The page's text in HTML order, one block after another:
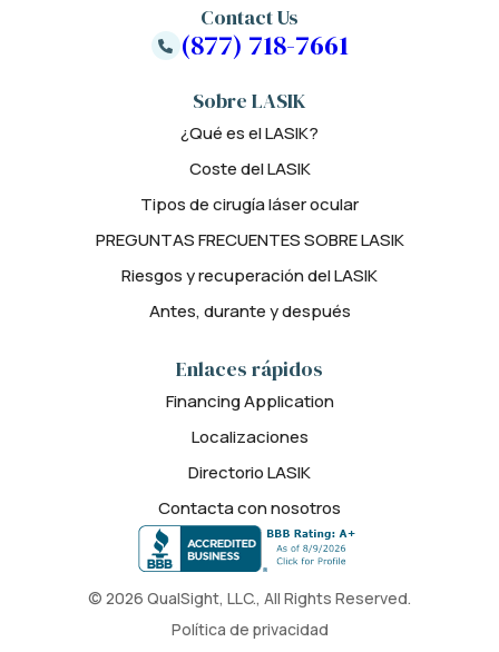
© 2026 QualSight, LLC., All Rights Reserved.
Política de privacidad
Sobre LASIK
¿Qué es el LASIK?
Coste del LASIK
Tipos de cirugía láser ocular
PREGUNTAS FRECUENTES SOBRE LASIK
Riesgos y recuperación del LASIK
Antes, durante y después
Enlaces rápidos
Financing Application
Localizaciones
Directorio LASIK
Contacta con nosotros
Contact Us
(877) 718-7661